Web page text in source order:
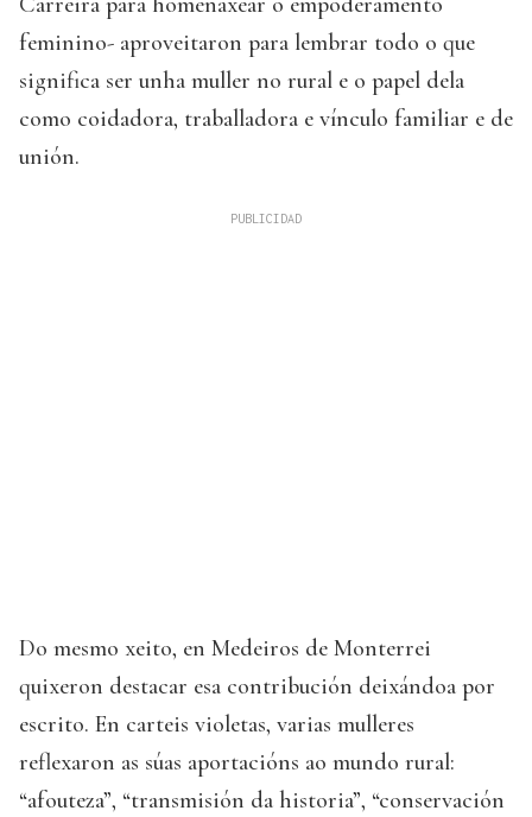
feminino- aproveitaron para lembrar todo o que
significa ser unha muller no rural e o papel dela
como coidadora, traballadora e vínculo familiar e de
unión.
Do mesmo xeito, en Medeiros de Monterrei
quixeron destacar esa contribución deixándoa por
escrito. En carteis violetas, varias mulleres
reflexaron as súas aportacións ao mundo rural:
“afouteza”, “transmisión da historia”, “conservación